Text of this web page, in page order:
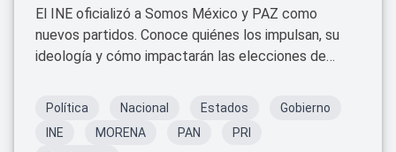
El INE oficializó a Somos México y PAZ como
nuevos partidos. Conoce quiénes los impulsan, su
ideología y cómo impactarán las elecciones de
Política Nacional Estados
Gobierno
INE
MORENA PAN
PRI